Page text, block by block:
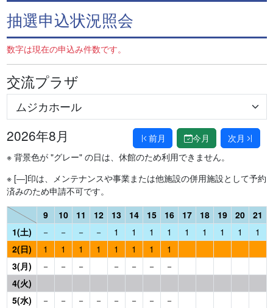
抽選申込状況照会
数字は現在の申込み件数です。
交流プラザ
2026年8月 前月 今月
次月
※ 背景色が "グレー" の日は、休館のため利用できません。
※ [―]印は、メンテナンスや事業または他施設の併用施設として予約
済みのため申請不可です。
9
10 11 12 13 14 15 16 17 18 19 20
21
1(土)
－ － － － 1 1 1 1 1 1 1 1
1
2(日)
1 1 1 1 1 1 1
1
3(月)
－ － － － － －
－
4(火)
5(水)
－ － － － － － －
－